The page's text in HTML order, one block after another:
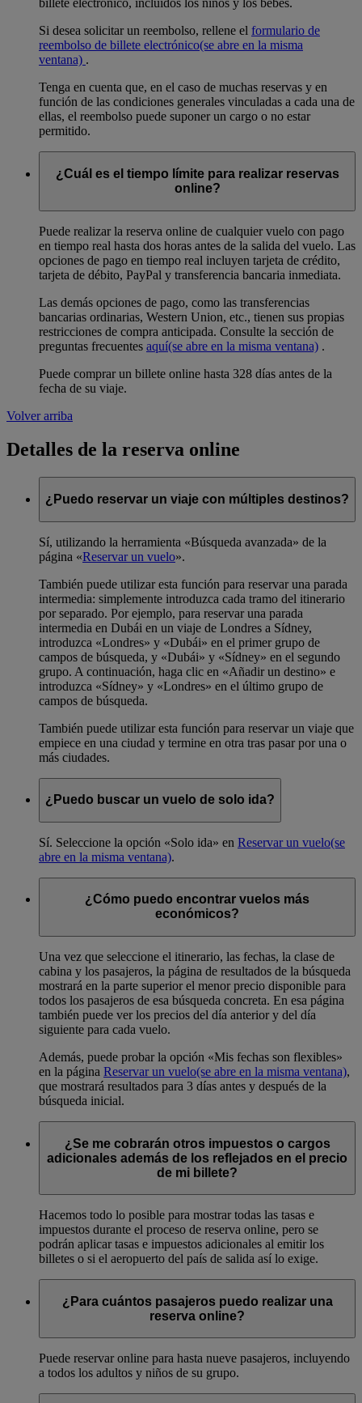
billete electrónico, incluidos los niños y los bebés.
Si desea solicitar un reembolso, rellene el formulario de
reembolso de billete electrónico(se abre en la misma
ventana) .
Tenga en cuenta que, en el caso de muchas reservas y en
función de las condiciones generales vinculadas a cada una de
ellas, el reembolso puede suponer un cargo o no estar
permitido.
¿Cuál es el tiempo límite para realizar reservas
online?
Puede realizar la reserva online de cualquier vuelo con pago
en tiempo real hasta dos horas antes de la salida del vuelo. Las
opciones de pago en tiempo real incluyen tarjeta de crédito,
tarjeta de débito, PayPal y transferencia bancaria inmediata.
Las demás opciones de pago, como las transferencias
bancarias ordinarias, Western Union, etc., tienen sus propias
restricciones de compra anticipada. Consulte la sección de
preguntas frecuentes aquí(se abre en la misma ventana) .
Puede comprar un billete online hasta 328 días antes de la
fecha de su viaje.
Volver arriba
Detalles de la reserva online
¿Puedo reservar un viaje con múltiples destinos?
Sí, utilizando la herramienta «Búsqueda avanzada» de la
página «Reservar un vuelo».
También puede utilizar esta función para reservar una parada
intermedia: simplemente introduzca cada tramo del itinerario
por separado. Por ejemplo, para reservar una parada
intermedia en Dubái en un viaje de Londres a Sídney,
introduzca «Londres» y «Dubái» en el primer grupo de
campos de búsqueda, y «Dubái» y «Sídney» en el segundo
grupo. A continuación, haga clic en «Añadir un destino» e
introduzca «Sídney» y «Londres» en el último grupo de
campos de búsqueda.
También puede utilizar esta función para reservar un viaje que
empiece en una ciudad y termine en otra tras pasar por una o
más ciudades.
¿Puedo buscar un vuelo de solo ida?
Sí. Seleccione la opción «Solo ida» en Reservar un vuelo(se
abre en la misma ventana).
¿Cómo puedo encontrar vuelos más
económicos?
Una vez que seleccione el itinerario, las fechas, la clase de
cabina y los pasajeros, la página de resultados de la búsqueda
mostrará en la parte superior el menor precio disponible para
todos los pasajeros de esa búsqueda concreta. En esa página
también puede ver los precios del día anterior y del día
siguiente para cada vuelo.
Además, puede probar la opción «Mis fechas son flexibles»
en la página Reservar un vuelo(se abre en la misma ventana),
que mostrará resultados para 3 días antes y después de la
búsqueda inicial.
¿Se me cobrarán otros impuestos o cargos
adicionales además de los reflejados en el precio
de mi billete?
Hacemos todo lo posible para mostrar todas las tasas e
impuestos durante el proceso de reserva online, pero se
podrán aplicar tasas e impuestos adicionales al emitir los
billetes o si el aeropuerto del país de salida así lo exige.
¿Para cuántos pasajeros puedo realizar una
reserva online?
Puede reservar online para hasta nueve pasajeros, incluyendo
a todos los adultos y niños de su grupo.